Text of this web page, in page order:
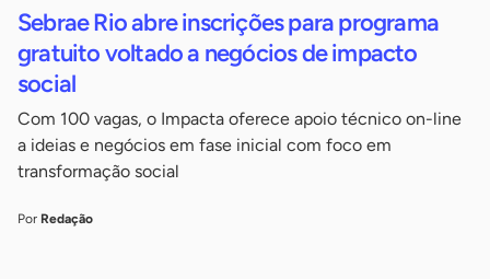
Notícias
Sebrae Rio abre inscrições para programa
gratuito voltado a negócios de impacto
social
Com 100 vagas, o Impacta oferece apoio técnico on-line
a ideias e negócios em fase inicial com foco em
transformação social
Por Redação